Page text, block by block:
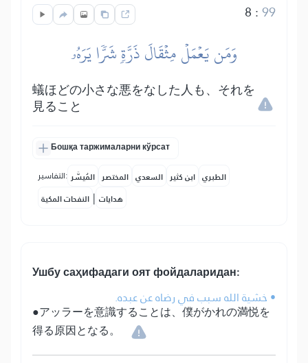
8 :99
وَمَن يَعۡمَلۡ مِثۡقَالَ ذَرَّةٖ شَرّٗا يَرَهُۥ
蟻ほどの小さな悪をなした人も、それを
見ること
Бошқа таржималарни кўрсат
التفاسير: المُيسَّر المختصر السعدي ابن كثير الطبري
النفحات المكية | هدايات
Ушбу саҳифадаги оят фойдаларидан:
• خشية الله سبب في رضاه عن عبده.
●アッラーを意識することは、僕がかれの満悦を
得る原因となる。